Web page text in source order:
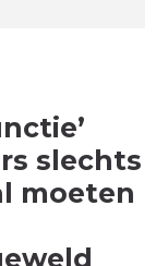
slechts
moeten